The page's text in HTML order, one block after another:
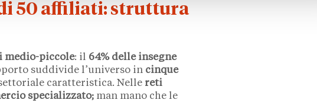
50 affiliati: struttura
medio-piccole: il 64% delle insegne
suddivide l’universo in cinque
caratteristica. Nelle reti
specializzato; man mano che le